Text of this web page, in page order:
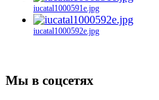
iucatal1000591e.jpg
iucatal1000592e.jpg
Мы в соцсетях